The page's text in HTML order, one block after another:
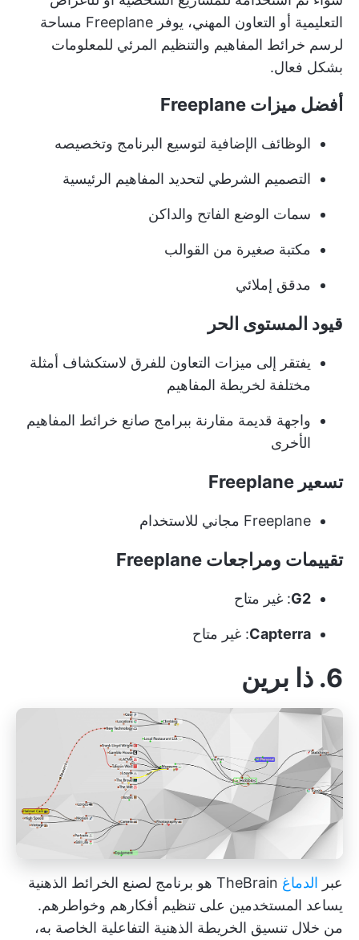
التعليمية أو التعاون المهني، يوفر Freeplane مساحة
لرسم خرائط المفاهيم والتنظيم المرئي للمعلومات
بشكل فعال.
أفضل ميزات Freeplane
الوظائف الإضافية لتوسيع البرنامج وتخصيصه
التصميم الشرطي لتحديد المفاهيم الرئيسية
سمات الوضع الفاتح والداكن
مكتبة صغيرة من القوالب
مدقق إملائي
قيود المستوى الحر
يفتقر إلى ميزات التعاون للفرق لاستكشاف أمثلة
مختلفة لخريطة المفاهيم
واجهة قديمة مقارنة ببرامج صانع خرائط المفاهيم
الأخرى
تسعير Freeplane
Freeplane مجاني للاستخدام
تقييمات ومراجعات Freeplane
G2: غير متاح
Capterra: غير متاح
6. ذا برين
عبر الدماغ
TheBrain هو برنامج لصنع الخرائط الذهنية
يساعد المستخدمين على تنظيم أفكارهم وخواطرهم.
من خلال تنسيق الخريطة الذهنية التفاعلية الخاصة به،